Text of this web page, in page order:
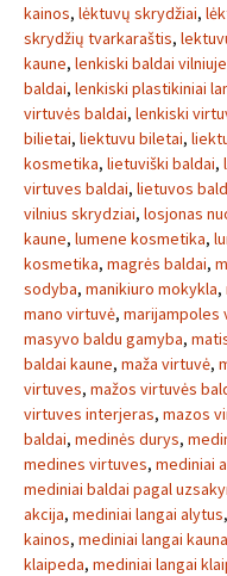
kainos, lėktuvų skrydžiai,
skrydžių tvarkaraštis,
kaune, lenkiski baldai vilniuje
baldai, lenkiski plastikiniai
virtuvės baldai, lenkiski
bilietai, liektuvu biletai,
kosmetika, lietuviški baldai,
virtuves baldai, lietuvos
vilnius skrydziai, losjonas
kaune, lumene kosmetika,
kosmetika, magrės baldai,
sodyba, manikiuro mokykla,
mano virtuvė, marijampoles
masyvo baldu gamyba,
baldai kaune, maža virtuvė,
virtuves, mažos virtuvės
virtuves interjeras, mazos
baldai, medinės durys,
medines virtuves, mediniai
mediniai baldai pagal
akcija, mediniai langai alytus,
kainos, mediniai langai
klaipeda, mediniai langai